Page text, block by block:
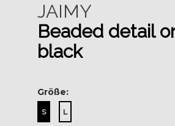
JAIMY
Beaded detail
black
Größe:
S L